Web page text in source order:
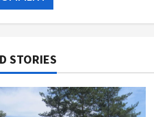
STORIES